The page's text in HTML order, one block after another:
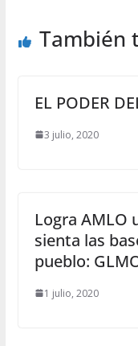
También
EL PODER
3 julio, 2020
Logra AMLO
sienta las
pueblo:
1 julio, 2020